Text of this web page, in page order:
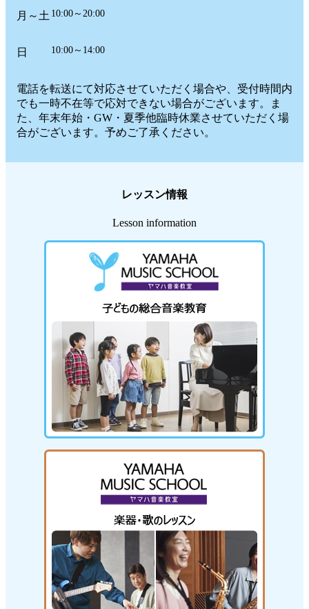
月～土 10:00～20:00
日 10:00～14:00
電話を転送にて対応させていただく場合や、受付時間内
でも一時不在等で応対できない場合がございます。ま
た、年末年始・GW・夏季他臨時休業させていただく場
合がございます。予めご了承ください。
レッスン情報
Lesson information